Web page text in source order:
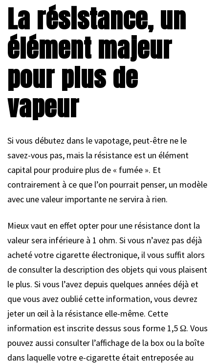
La résistance, un
élément majeur
pour plus de
vapeur
Si vous débutez dans le vapotage, peut-être ne le
savez-vous pas, mais la résistance est un élément
capital pour produire plus de « fumée ». Et
contrairement à ce que l’on pourrait penser, un modèle
avec une valeur importante ne servira à rien.
Mieux vaut en effet opter pour une résistance dont la
valeur sera inférieure à 1 ohm. Si vous n’avez pas déjà
acheté votre cigarette électronique, il vous suffit alors
de consulter la description des objets qui vous plaisent
le plus. Si vous l’avez depuis quelques années déjà et
que vous avez oublié cette information, vous devrez
jeter un œil à la résistance elle-même. Cette
information est inscrite dessus sous forme 1,5 Ω. Vous
pouvez aussi consulter l’affichage de la box ou la boîte
dans laquelle votre e-cigarette était entreposée au